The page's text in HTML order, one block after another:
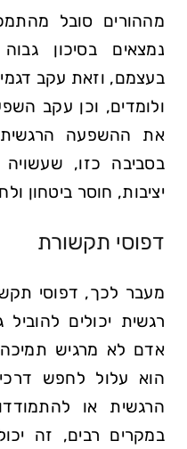
מההורים סובל
נמצאים בסיכון
בעצמם, וזאת עקב
ולומדים, וכן עקב
את ההשפעה הרגשית
בסביבה כזו, שעשויה
יציבות, חוסר ביטחון
דפוסי תקשורת
מעבר לכך, דפוסי
רגשית יכולים
אדם לא מרגיש
הוא עלול לחפש
הרגשית או
במקרים רבים, זה